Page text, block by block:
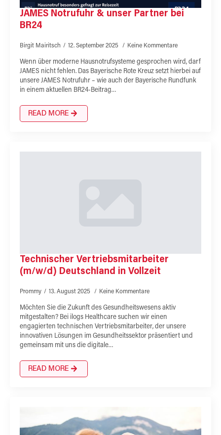
JAMES Notrufuhr & unser Partner bei
BR24
Birgit Mairitsch 12. September 2025 Keine Kommentare
Wenn über moderne Hausnotrufsysteme gesprochen wird, darf
JAMES nicht fehlen. Das Bayerische Rote Kreuz setzt hierbei auf
unsere JAMES Notrufuhr – wie auch der Bayerische Rundfunk
in einem aktuellen BR24-Beitrag…
READ MORE
Technischer Vertriebsmitarbeiter
(m/w/d) Deutschland in Vollzeit
Prommy 13. August 2025 Keine Kommentare
Möchten Sie die Zukunft des Gesundheitswesens aktiv
mitgestalten? Bei ilogs Healthcare suchen wir einen
engagierten technischen Vertriebsmitarbeiter, der unsere
innovativen Lösungen im Gesundheitssektor präsentiert und
gemeinsam mit uns die digitale…
READ MORE